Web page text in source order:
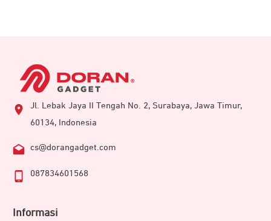
Jl. Lebak Jaya II Tengah No. 2, Surabaya, Jawa Timur,
60134, Indonesia
cs@dorangadget.com
087834601568
Informasi